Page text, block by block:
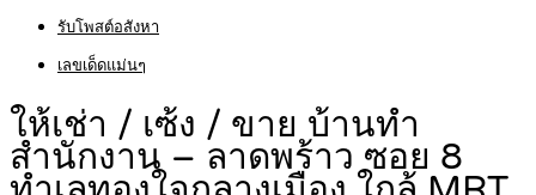
รับโพสต์อสังหา
เลขเด็ดแม่นๆ
ให้เช่า / เซ้ง / ขาย บ้านทำ
สำนักงาน – ลาดพร้าว ซอย 8